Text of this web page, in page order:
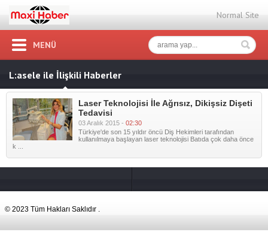
Normal Site
MENÜ
L:asele ile İlişkili Haberler
Laser Teknolojisi İle Ağrısız, Dikişsiz Dişeti
Tedavisi
03 Aralık 2015 - 02:30
Türkiye'de son 15 yıldır öncü Diş Hekimleri tarafından
kullanılmaya başlayan laser teknolojisi Batıda çok daha önce
k ...
© 2023 Tüm Hakları Saklıdır .